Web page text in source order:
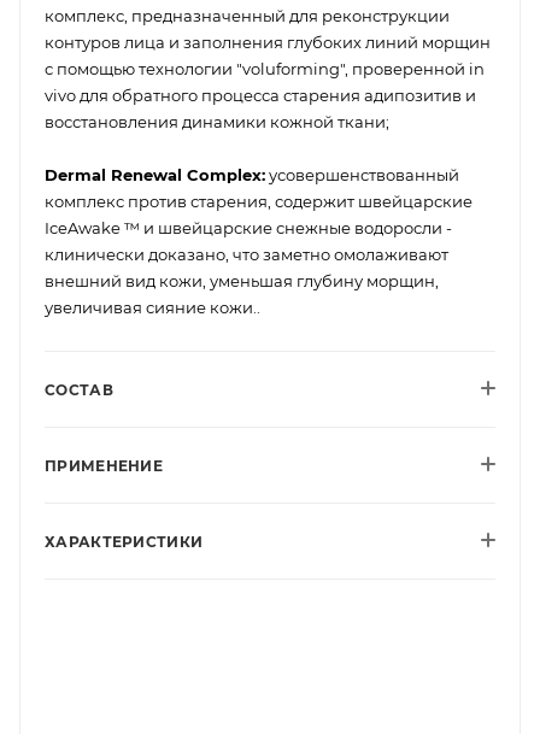
комплекс, предназначенный для реконструкции
контуров лица и заполнения глубоких линий морщин
с помощью технологии "voluforming", проверенной in
vivo для обратного процесса старения адипозитив и
восстановления динамики кожной ткани;
Dermal Renewal Complex:усовершенствованный
комплекс против старения, содержит швейцарские
IceAwake ™ и швейцарские снежные водоросли -
клинически доказано, что заметно омолаживают
внешний вид кожи, уменьшая глубину морщин,
увеличивая сияние кожи..
СОСТАВ
ПРИМЕНЕНИЕ
ХАРАКТЕРИСТИКИ